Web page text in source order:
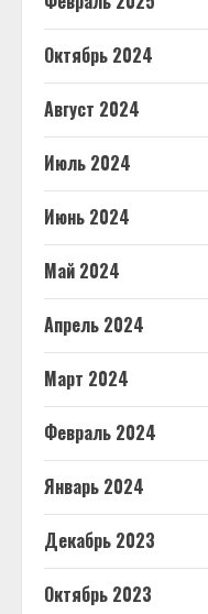
Октябрь 2024
Август 2024
Июль 2024
Июнь 2024
Май 2024
Апрель 2024
Март 2024
Февраль 2024
Январь 2024
Декабрь 2023
Октябрь 2023